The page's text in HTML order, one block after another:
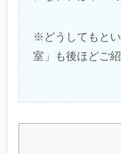
※どうしてもと
室」も後ほどご